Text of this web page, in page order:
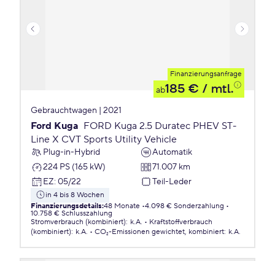
Finanzierungsanfrage
ab185 € / mtl.
Gebrauchtwagen | 2021
Ford Kuga FORD Kuga 2.5 Duratec PHEV ST-
Line X CVT Sports Utility Vehicle
Plug-in-Hybrid
Automatik
224 PS (165 kW)
71.007 km
EZ: 05/22 Teil-Leder
in 4 bis 8 Wochen
Finanzierungsdetails:48 Monate 4.098 € Sonderzahlung
10.758 € Schlusszahlung
Stromverbrauch (kombiniert): k.A.
Kraftstoffverbrauch
(kombiniert): k.A. CO₂-Emissionen gewichtet, kombiniert: k.A.